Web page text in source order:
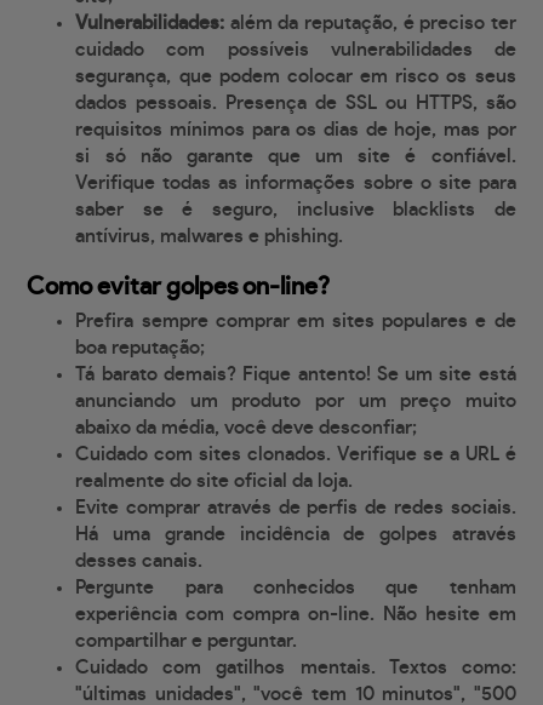
Vulnerabilidades: além da reputação, é preciso ter
cuidado com possíveis vulnerabilidades de
segurança, que podem colocar em risco os seus
dados pessoais. Presença de SSL ou HTTPS, são
requisitos mínimos para os dias de hoje, mas por
si só não garante que um site é confiável.
Verifique todas as informações sobre o site para
saber se é seguro, inclusive blacklists de
antívirus, malwares e phishing.
Como evitar golpes on-line?
Prefira sempre comprar em sites populares e de
boa reputação;
Tá barato demais? Fique antento! Se um site está
anunciando um produto por um preço muito
abaixo da média, você deve desconfiar;
Cuidado com sites clonados. Verifique se a URL é
realmente do site oficial da loja.
Evite comprar através de perfis de redes sociais.
Há uma grande incidência de golpes através
desses canais.
Pergunte para conhecidos que tenham
experiência com compra on-line. Não hesite em
compartilhar e perguntar.
Cuidado com gatilhos mentais. Textos como:
"últimas unidades", "você tem 10 minutos", "500